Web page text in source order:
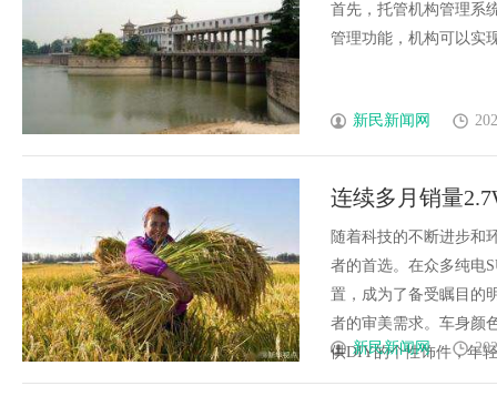
首先，托管机构管理系
管理功能，机构可以实
新民新闻网
连续多月销量
随着科技的不断进步和
者的首选。在众多纯电
置，成为了备受瞩目的
者的审美需求。车身颜
供DIY的个性饰件，年
新民新闻网